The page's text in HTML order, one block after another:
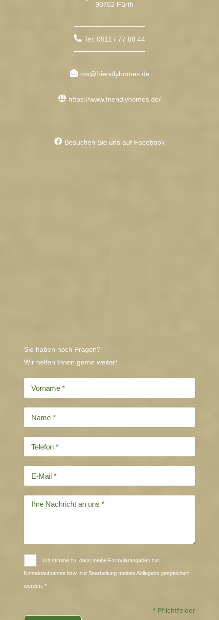
90762 Fürth
Tel: 0911 / 77 88 44
ms@friendlyhomes.de
https://www.friendlyhomes.de/
Besuchen Sie uns auf Facebook
Sie haben noch Fragen?
Wir helfen Ihnen gerne weiter!
Ich stimme zu, dass meine Formularangaben zur
Kontaktaufnahme bzw. zur Bearbeitung meines Anliegens gespeichert
werden. *
* Pflichtfelder